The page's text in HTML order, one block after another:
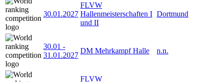
30.01.2027
FLVW
Hallenmeisterschaften I
und II
Dortmund
30.01 -
31.01.2027
DM Mehrkampf Halle n.n.
FLVW